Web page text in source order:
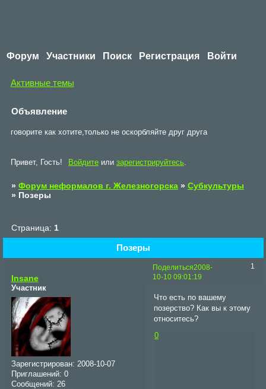
Форум Участники Поиск Регистрация Войти
Активные темы
Объявление
говорите как хотите,только не оскорбляйте друг друга
Привет, Гость! Войдитеили зарегистрируйтесь.
» Форум неформалов г. Железногорска » Субкультуры
» Позеры
Позеры
Страница: 1
Поделиться 1
2008-
10-10 09:01:19
Insane
Участник
Зарегистрирован: 2008-10-07
Приглашений: 0
Сообщений: 26
Что есть по вашему
позерство? Как вы к этому
относитесь?
0